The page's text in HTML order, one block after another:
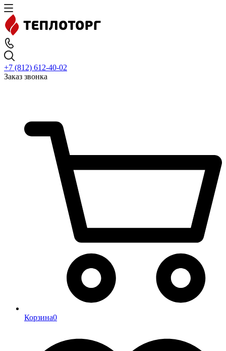
+7 (812) 612-40-02
Заказ звонка
Корзина0